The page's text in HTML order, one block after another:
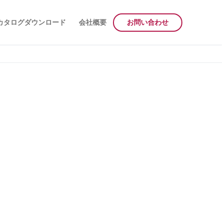
タログダウンロード 会社概要 お問い合わせ